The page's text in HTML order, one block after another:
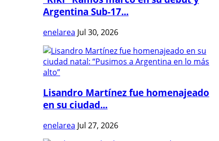
Argentina Sub-17...
enelarea Jul 30, 2026
Lisandro Martínez fue homenajeado
en su ciudad...
enelarea Jul 27, 2026